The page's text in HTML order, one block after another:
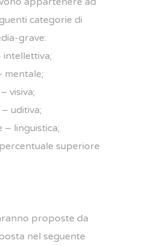
categorie di
grave:
intellettiva;
mentale;
visiva;
uditiva;
– linguistica;
superiore
proposte da
nel seguente